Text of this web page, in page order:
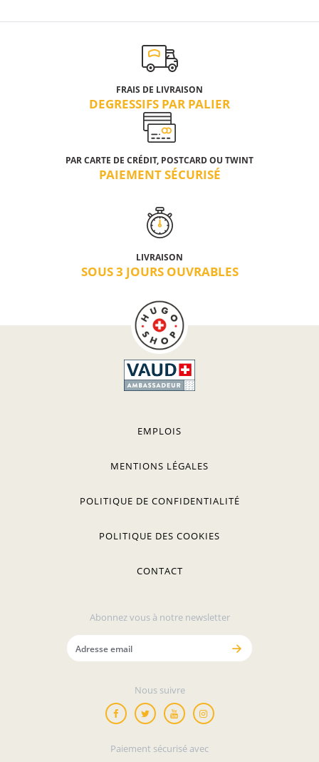
FRAIS DE LIVRAISON
DEGRESSIFS PAR PALIER
PAR CARTE DE CRÉDIT, POSTCARD OU TWINT
PAIEMENT SÉCURISÉ
LIVRAISON
SOUS 3 JOURS OUVRABLES
EMPLOIS
MENTIONS LÉGALES
POLITIQUE DE CONFIDENTIALITÉ
POLITIQUE DES COOKIES
CONTACT
Abonnez vous à notre newsletter
Nous suivre
Paiement sécurisé avec